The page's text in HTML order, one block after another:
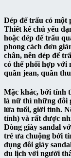
Dép đế trấu có một
Thiết kế chủ yếu
hoặc dép đế trấu
phong cách đơn
chân, nên dép đế
có thể phối hợp với
quần jean, quần
Mặc khác, bởi tính
là nữ thì những đôi
lứa tuổi, giới tính.
tính) và rất được
Dòng giày sandal
trẻ ưa chuộng bởi
dụng đôi giày
du lịch với người